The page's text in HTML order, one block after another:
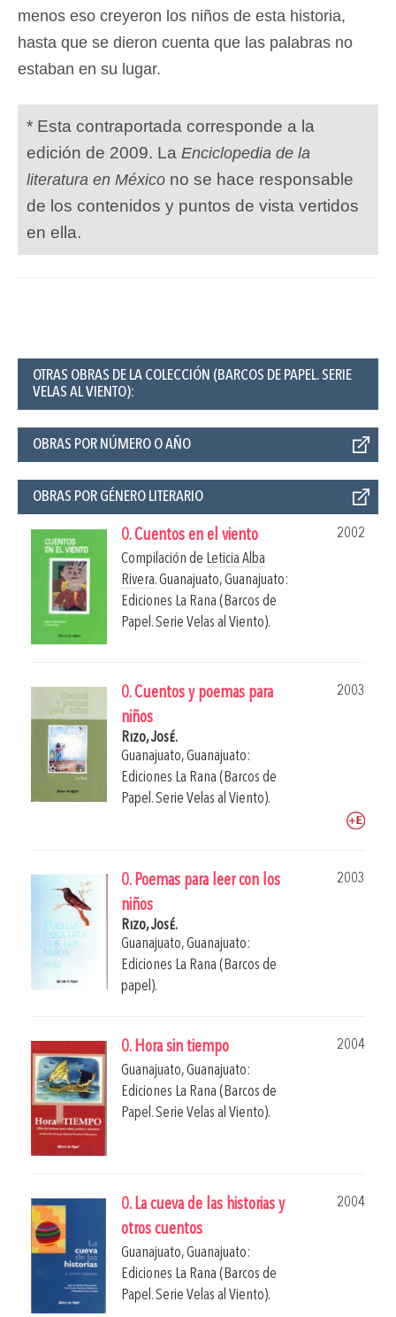
menos eso creyeron los niños de esta historia,
hasta que se dieron cuenta que las palabras no
estaban en su lugar.
* Esta contraportada corresponde a la
edición de 2009. La Enciclopedia de la
literatura en México no se hace responsable
de los contenidos y puntos de vista vertidos
en ella.
OTRAS OBRAS DE LA COLECCIÓN (BARCOS DE PAPEL. SERIE
VELAS AL VIENTO):
OBRAS POR NÚMERO O AÑO
OBRAS POR GÉNERO LITERARIO
0. Cuentos en el viento
2002
Compilación de Leticia Alba
Rivera.Guanajuato, Guanajuato:
Ediciones La Rana (Barcos de
Papel. Serie Velas al Viento).
0. Cuentos y poemas para
niños
2003
Rizo, José.
Guanajuato, Guanajuato:
Ediciones La Rana (Barcos de
Papel. Serie Velas al Viento).
0. Poemas para leer con los
niños
2003
Rizo, José.
Guanajuato, Guanajuato:
Ediciones La Rana (Barcos de
papel).
0. Hora sin tiempo
2004
Guanajuato, Guanajuato:
Ediciones La Rana (Barcos de
Papel. Serie Velas al Viento).
0. La cueva de las historias y
otros cuentos
2004
Guanajuato, Guanajuato:
Ediciones La Rana (Barcos de
Papel. Serie Velas al Viento).